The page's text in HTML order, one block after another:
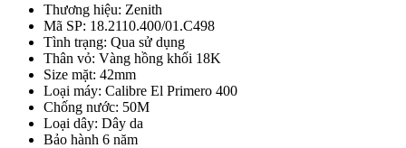
Thương hiệu: Zenith
Mã SP: 18.2110.400/01.C498
Tình trạng: Qua sử dụng
Thân vỏ: Vàng hồng khối 18K
Size mặt: 42mm
Loại máy: Calibre El Primero 400
Chống nước: 50M
Loại dây: Dây da
Bảo hành 6 năm